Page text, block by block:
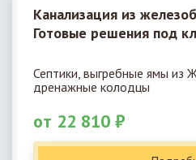
Канализация из
Готовые решения под
Септики, выгребные ямы из
дренажные колодцы
от 22 810 ₽